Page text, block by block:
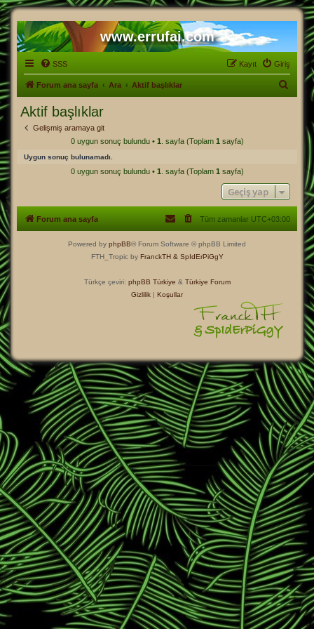
www.errufai.com
SSS Giriş
Kayıt
Forum ana sayfa Ara Aktif başlıklar
Aktif başlıklar
Gelişmiş aramaya git
0 uygun sonuç bulundu • 1 . sayfa (Toplam 1 sayfa)
Uygun sonuç bulunamadı.
0 uygun sonuç bulundu • 1 . sayfa (Toplam 1 sayfa)
Geçiş yap
Forum ana sayfa Tüm zamanlar UTC+03:00
Powered by phpBB® Forum Software © phpBB Limited
FTH_Tropic by FranckTH & SpIdErPiGgY
Türkçe çeviri: phpBB Türkiye & Türkiye Forum
Gizlilik | Koşullar